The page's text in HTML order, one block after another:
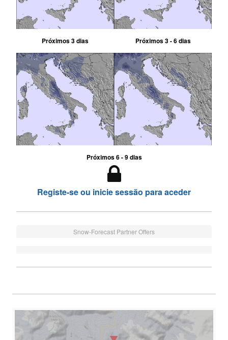
Próximos 3 dias Próximos 3 - 6 dias
Próximos 6 - 9 dias
Registe-se ou inicie sessão para aceder
Snow-Forecast Partner Offers